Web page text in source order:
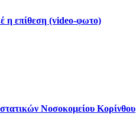
η επίθεση (video-φωτο)
Νοσοκομείου Κορίνθου